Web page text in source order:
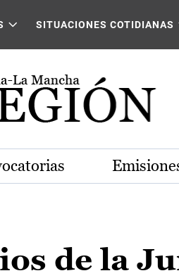
SITUACIONES COTIDIANAS
de la